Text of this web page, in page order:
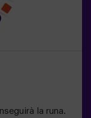
acompanyats
la runa.